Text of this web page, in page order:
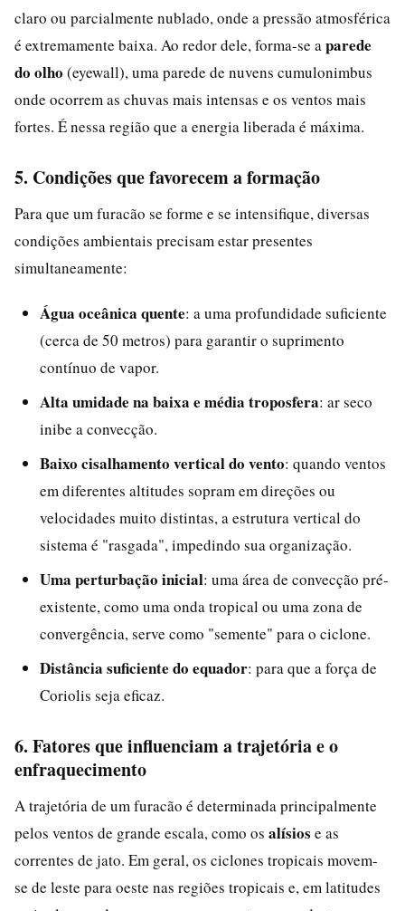
claro ou parcialmente nublado, onde a pressão atmosférica
é extremamente baixa. Ao redor dele, forma-se a parede
do olho (eyewall), uma parede de nuvens cumulonimbus
onde ocorrem as chuvas mais intensas e os ventos mais
fortes. É nessa região que a energia liberada é máxima.
5. Condições que favorecem a formação
Para que um furacão se forme e se intensifique, diversas
condições ambientais precisam estar presentes
simultaneamente:
Água oceânica quente: a uma profundidade suficiente
(cerca de 50 metros) para garantir o suprimento
contínuo de vapor.
Alta umidade na baixa e média troposfera: ar seco
inibe a convecção.
Baixo cisalhamento vertical do vento: quando ventos
em diferentes altitudes sopram em direções ou
velocidades muito distintas, a estrutura vertical do
sistema é "rasgada", impedindo sua organização.
Uma perturbação inicial: uma área de convecção pré-
existente, como uma onda tropical ou uma zona de
convergência, serve como "semente" para o ciclone.
Distância suficiente do equador: para que a força de
Coriolis seja eficaz.
6. Fatores que influenciam a trajetória e o
enfraquecimento
A trajetória de um furacão é determinada principalmente
pelos ventos de grande escala, como os alísios e as
correntes de jato. Em geral, os ciclones tropicais movem-
se de leste para oeste nas regiões tropicais e, em latitudes